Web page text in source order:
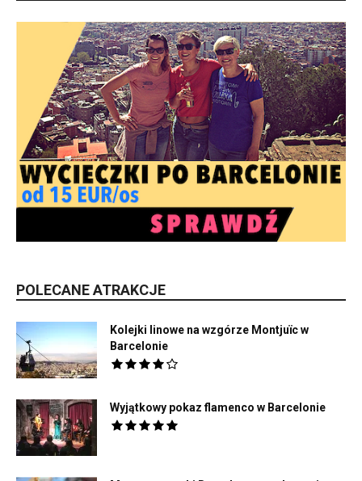
POLECANE ATRAKCJE
Kolejki linowe na wzgórze Montjuïc w
Barcelonie
Wyjątkowy pokaz flamenco w Barcelonie